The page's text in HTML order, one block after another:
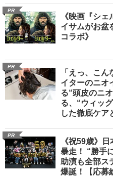
PR
《映画『シ
イサムがお盆
コラボ》
PR
「えっ、こ
イターのニ
る“頭皮のニ
る、“ウィッ
した徹底ケア
PR
《祝59歳》
暴走！ “勝手
助演も全部ス
爆誕！【応募